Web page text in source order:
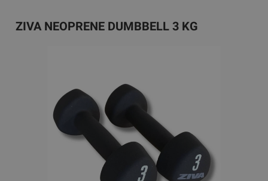
ZIVA NEOPRENE DUMBBELL 3 KG